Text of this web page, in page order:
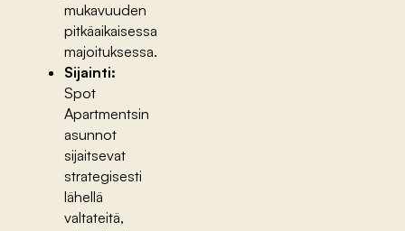
mukavuuden
pitkäaikaisessa
majoituksessa.
Sijainti:
Spot
Apartmentsin
asunnot
sijaitsevat
strategisesti
lähellä
valtateitä,